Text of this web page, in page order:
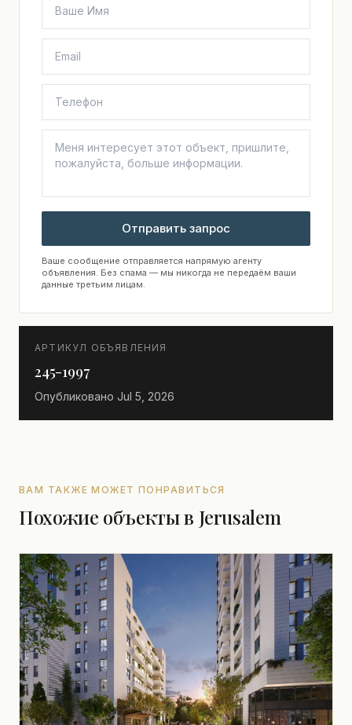
Отправить запрос
Ваше сообщение отправляется напрямую агенту
объявления. Без спама — мы никогда не передаём ваши
данные третьим лицам.
АРТИКУЛ ОБЪЯВЛЕНИЯ
245-1997
Опубликовано Jul 5, 2026
ВАМ ТАКЖЕ МОЖЕТ ПОНРАВИТЬСЯ
Похожие объекты в Jerusalem